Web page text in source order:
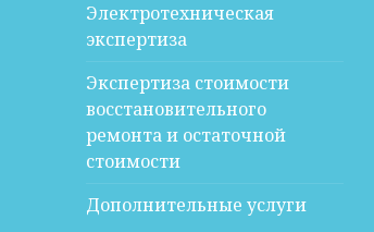
Электротехническая
экспертиза
Экспертиза стоимости
восстановительного
ремонта и остаточной
стоимости
Дополнительные услуги